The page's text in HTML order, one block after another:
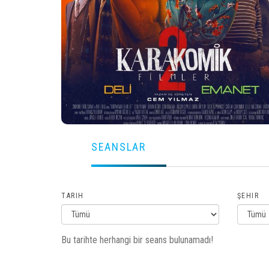
SEANSLAR
TARIH ŞEHIR
Bu tarihte herhangi bir seans bulunamadı!